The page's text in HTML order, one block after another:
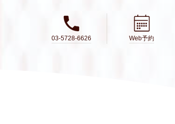
03-5728-6626 Web予約